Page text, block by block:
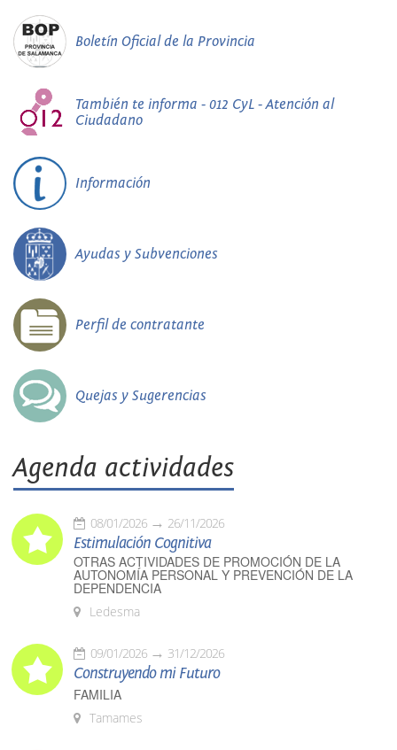
Boletín Oficial de la Provincia
También te informa - 012 CyL - Atención al
Ciudadano
Información
Ayudas y Subvenciones
Perfil de contratante
Quejas y Sugerencias
Agenda actividades
08/01/2026 26/11/2026
Estimulación Cognitiva
OTRAS ACTIVIDADES DE PROMOCIÓN DE LA
AUTONOMÍA PERSONAL Y PREVENCIÓN DE LA
DEPENDENCIA
Ledesma
09/01/2026 31/12/2026
Construyendo mi Futuro
FAMILIA
Tamames